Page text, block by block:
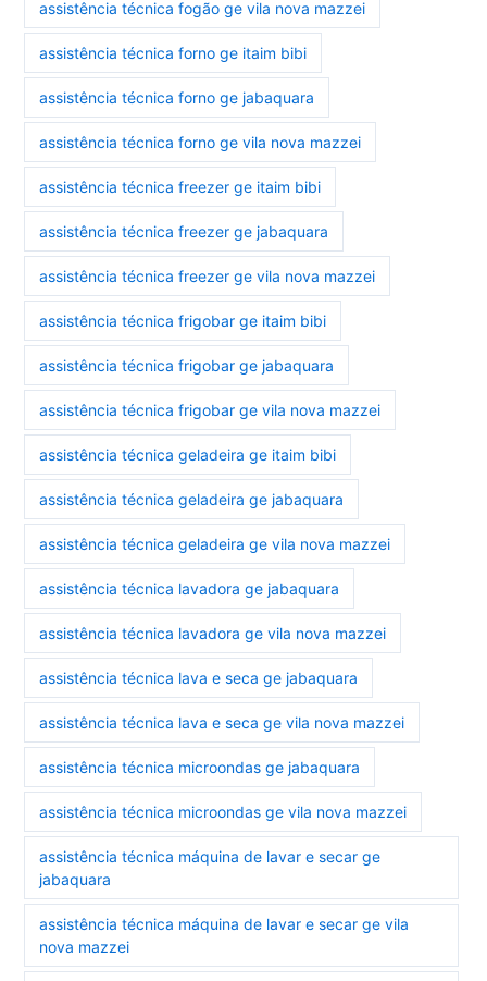
assistência técnica fogão ge vila nova mazzei
assistência técnica forno ge itaim bibi
assistência técnica forno ge jabaquara
assistência técnica forno ge vila nova mazzei
assistência técnica freezer ge itaim bibi
assistência técnica freezer ge jabaquara
assistência técnica freezer ge vila nova mazzei
assistência técnica frigobar ge itaim bibi
assistência técnica frigobar ge jabaquara
assistência técnica frigobar ge vila nova mazzei
assistência técnica geladeira ge itaim bibi
assistência técnica geladeira ge jabaquara
assistência técnica geladeira ge vila nova mazzei
assistência técnica lavadora ge jabaquara
assistência técnica lavadora ge vila nova mazzei
assistência técnica lava e seca ge jabaquara
assistência técnica lava e seca ge vila nova mazzei
assistência técnica microondas ge jabaquara
assistência técnica microondas ge vila nova mazzei
assistência técnica máquina de lavar e secar ge
jabaquara
assistência técnica máquina de lavar e secar ge vila
nova mazzei